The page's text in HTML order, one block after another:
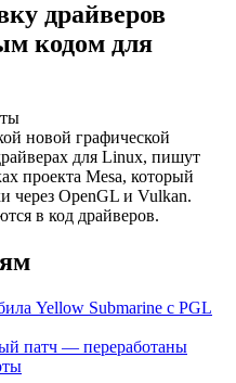
драйверов
кодом для
новой графической
для Linux, пишут
проекта Mesa, который
через OpenGL и Vulkan.
в код драйверов.
Yellow Submarine с PGL
патч — переработаны